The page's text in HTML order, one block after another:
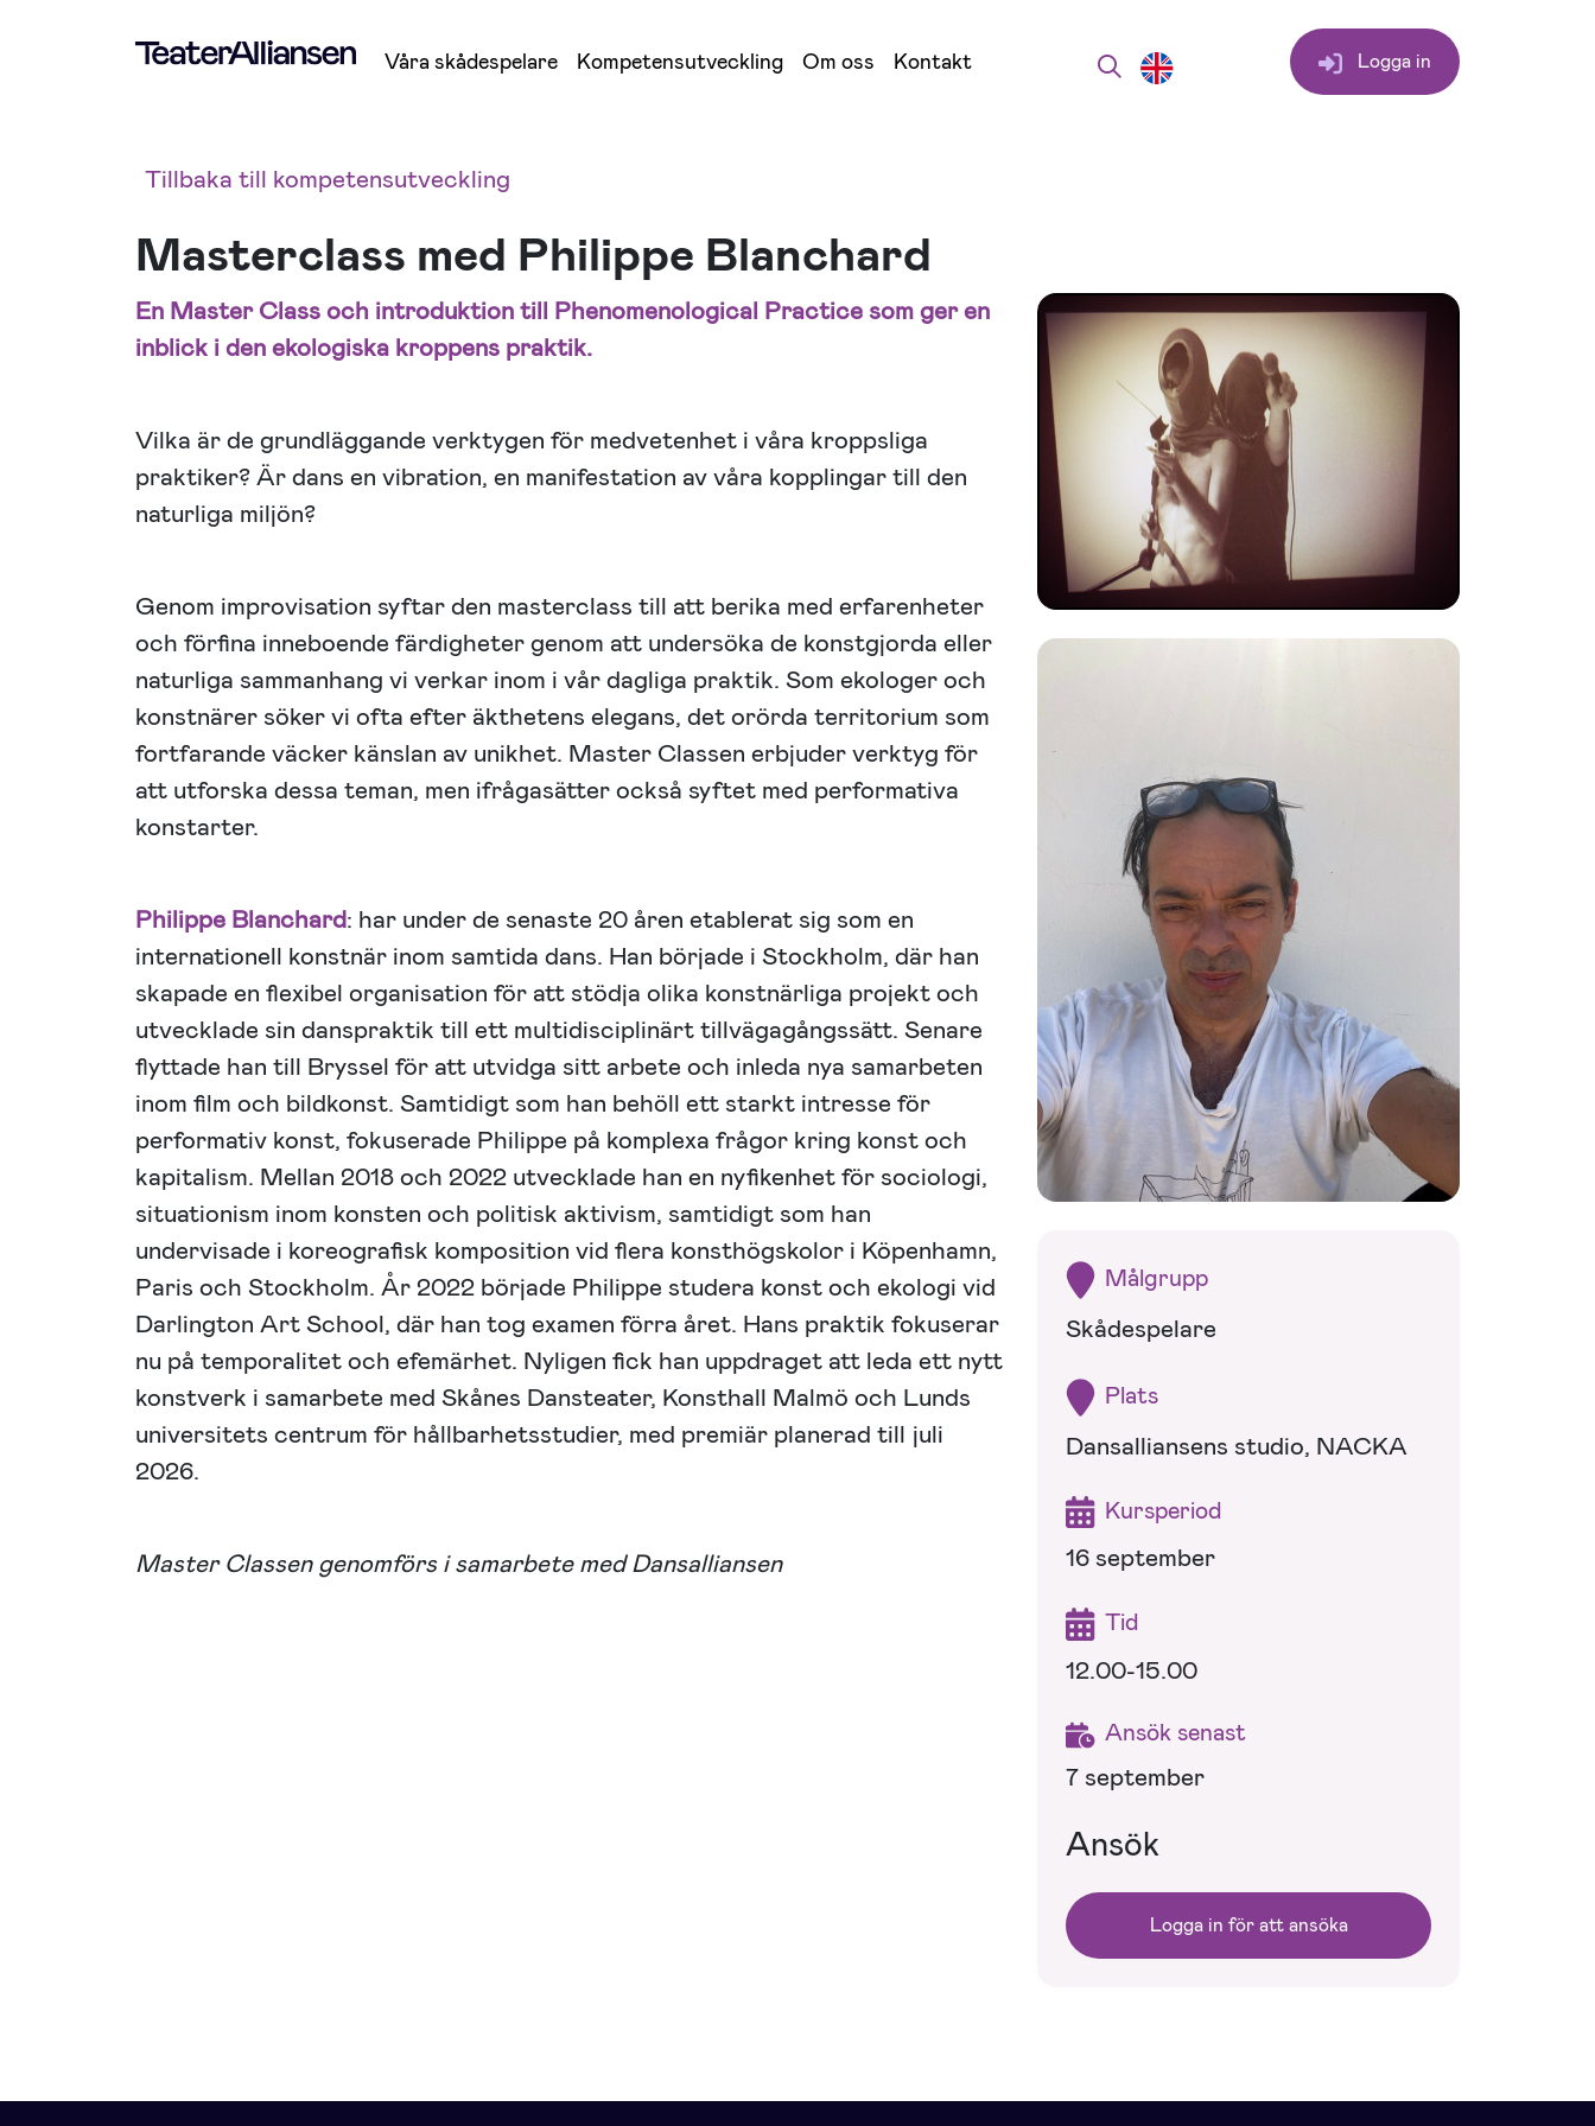
Våra skådespelare Kompetensutveckling Om oss Kontakt Logga in
Tillbaka till kompetensutveckling
Masterclass med Philippe Blanchard
En Master Class och introduktion till Phenomenological Practice som ger en
inblick i den ekologiska kroppens praktik.
Vilka är de grundläggande verktygen för medvetenhet i våra kroppsliga
praktiker? Är dans en vibration, en manifestation av våra kopplingar till den
naturliga miljön?
Genom improvisation syftar den masterclass till att berika med erfarenheter
och förfina inneboende färdigheter genom att undersöka de konstgjorda eller
naturliga sammanhang vi verkar inom i vår dagliga praktik. Som ekologer och
konstnärer söker vi ofta efter äkthetens elegans, det orörda territorium som
fortfarande väcker känslan av unikhet. Master Classen erbjuder verktyg för
att utforska dessa teman, men ifrågasätter också syftet med performativa
konstarter.
Philippe Blanchard: har under de senaste 20 åren etablerat sig som en
internationell konstnär inom samtida dans. Han började i Stockholm, där han
skapade en flexibel organisation för att stödja olika konstnärliga projekt och
utvecklade sin danspraktik till ett multidisciplinärt tillvägagångssätt. Senare
flyttade han till Bryssel för att utvidga sitt arbete och inleda nya samarbeten
inom film och bildkonst. Samtidigt som han behöll ett starkt intresse för
performativ konst, fokuserade Philippe på komplexa frågor kring konst och
kapitalism. Mellan 2018 och 2022 utvecklade han en nyfikenhet för sociologi,
situationism inom konsten och politisk aktivism, samtidigt som han
undervisade i koreografisk komposition vid flera konsthögskolor i Köpenhamn,
Paris och Stockholm. År 2022 började Philippe studera konst och ekologi vid
Darlington Art School, där han tog examen förra året. Hans praktik fokuserar
nu på temporalitet och efemärhet. Nyligen fick han uppdraget att leda ett nytt
konstverk i samarbete med Skånes Dansteater, Konsthall Malmö och Lunds
universitets centrum för hållbarhetsstudier, med premiär planerad till juli
2026.
Master Classen genomförs i samarbete med Dansalliansen
Målgrupp
Skådespelare
Plats
Dansalliansens studio, NACKA
Kursperiod
16 september
Tid
12.00-15.00
Ansök senast
7 september
Ansök
Logga in för att ansöka